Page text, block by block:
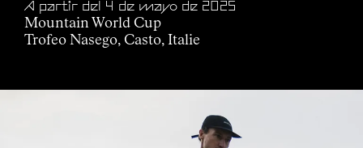
A partir del 4 de mayo de 2025
Mountain World Cup
Trofeo Nasego, Casto, Italie